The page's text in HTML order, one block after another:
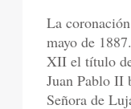
La
mayo de
XII el título
Juan Pablo II
Señora de